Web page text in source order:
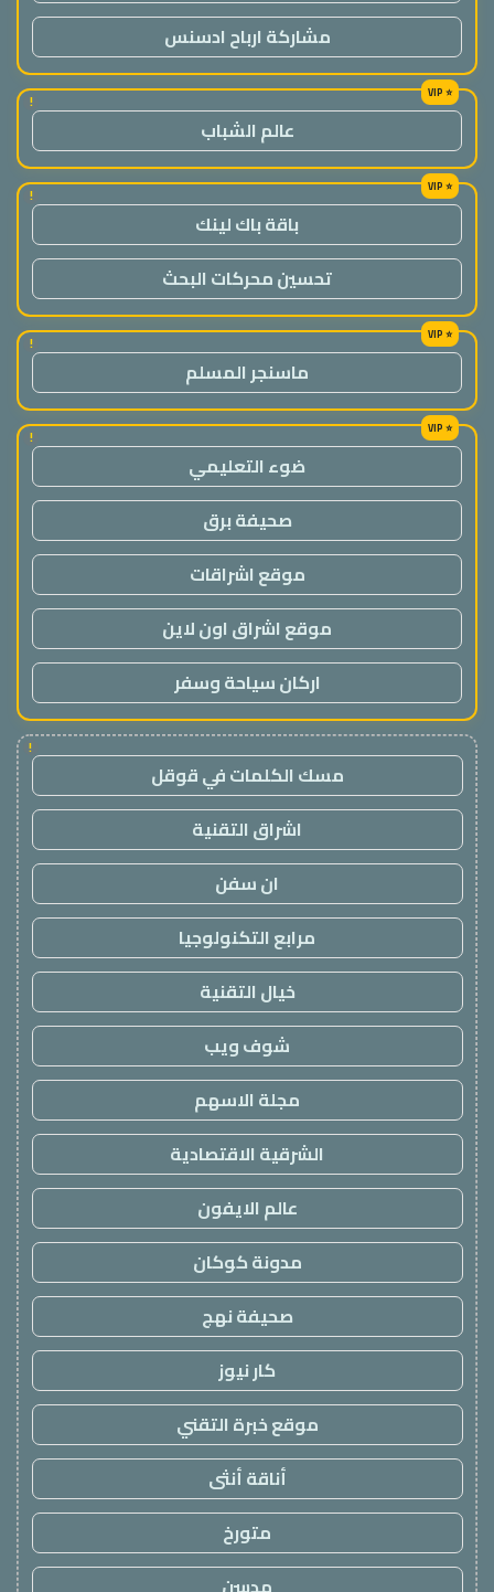
مشاركة ارباح ادسنس
!
عالم الشباب
!
باقة باك لينك
تحسين محركات البحث
!
ماسنجر المسلم
!
ضوء التعليمي
صحيفة برق
موقع اشراقات
موقع اشراق اون لاين
اركان سياحة وسفر
!
مسك الكلمات في قوقل
اشراق التقنية
ان سفن
مرابع التكنولوجيا
خيال التقنية
شوف ويب
مجلة الاسهم
الشرقية الاقتصادية
عالم الايفون
مدونة كوكان
صحيفة نهج
كار نيوز
موقع خبرة التقني
أناقة أنثى
متورخ